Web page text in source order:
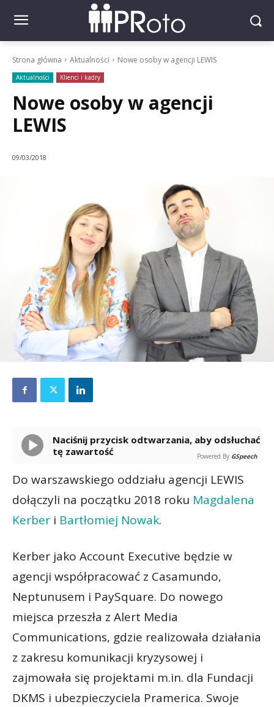
Strona główna Aktualności Nowe osoby w agencji LEWIS
Aktualności Klienci i kadry
Nowe osoby w agencji
LEWIS
09/03/2018
Naciśnij przycisk odtwarzania, aby odsłuchać
tę zawartość
Powered By GSpeech
Do warszawskiego oddziału agencji LEWIS
dołączyli na początku 2018 roku Magdalena
Kerber i Bartłomiej Nowak.
Kerber jako Account Executive będzie w
agencji współpracować z Casamundo,
Neptunusem i PaySquare. Do nowego
miejsca przeszła z Alert Media
Communications, gdzie realizowała działania
z zakresu komunikacji kryzysowej i
zajmowała się projektami m.in. dla Fundacji
DKMS i ubezpieczyciela Pramerica. Swoje